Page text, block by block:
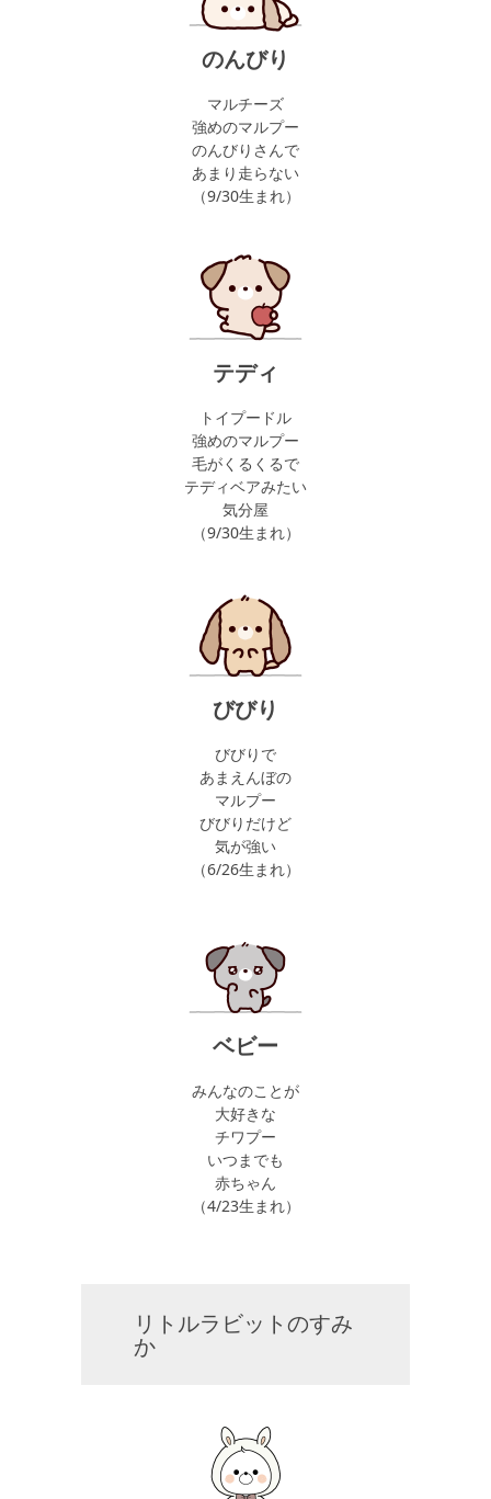
のんびり
マルチーズ
強めのマルプー
のんびりさんで
あまり走らない
（9/30生まれ）
テディ
トイプードル
強めのマルプー
毛がくるくるで
テディベアみたい
気分屋
（9/30生まれ）
びびり
びびりで
あまえんぼの
マルプー
びびりだけど
気が強い
（6/26生まれ）
ベビー
みんなのことが
大好きな
チワプー
いつまでも
赤ちゃん
（4/23生まれ）
リトルラビットのすみ
か